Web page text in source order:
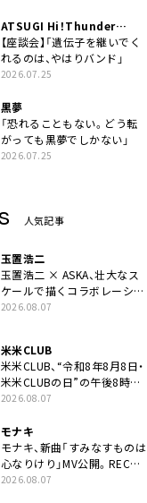
ATSUGI Hi！Thunder
Rock Festival
【座談会】「遺伝子を継いでく
れるのは、やはりバンド」
2026.07.25
黒夢
「恐れることもない。どう転
がっても黒夢でしかない」
2026.07.25
人気記事
玉置浩二
玉置浩二 × ASKA、壮大なス
ケールで描くコラボレーショ
ン曲「音銀河」リリース決定。
2026.08.07
米米CLUB
米米CLUB、“令和8年8月8日・
米米CLUBの日”の午後8時に
40周年ライブより「FANtachy
2026.08.07
モナキ
モナキ、新曲「すみなすものは
心なりけり」MV公開。RECの
ギターにEvery Little Thing・
2026.08.07